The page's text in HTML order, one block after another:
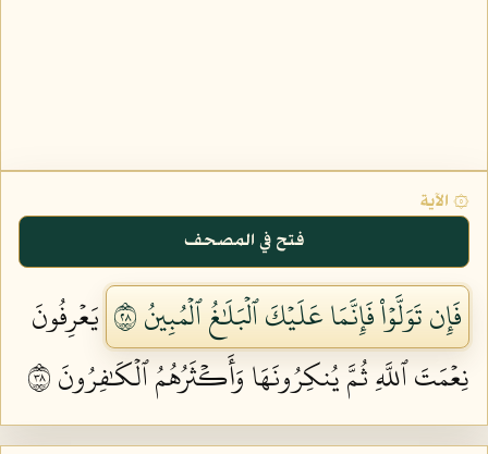
۞ الآية
فتح في المصحف
فَإِن تَوَلَّوۡاْ فَإِنَّمَا عَلَيۡكَ ٱلۡبَلَٰغُ ٱلۡمُبِينُ ٨٢
يَعۡرِفُونَ
نِعۡمَتَ ٱللَّهِ ثُمَّ يُنكِرُونَهَا وَأَكۡثَرُهُمُ ٱلۡكَٰفِرُونَ ٨٣